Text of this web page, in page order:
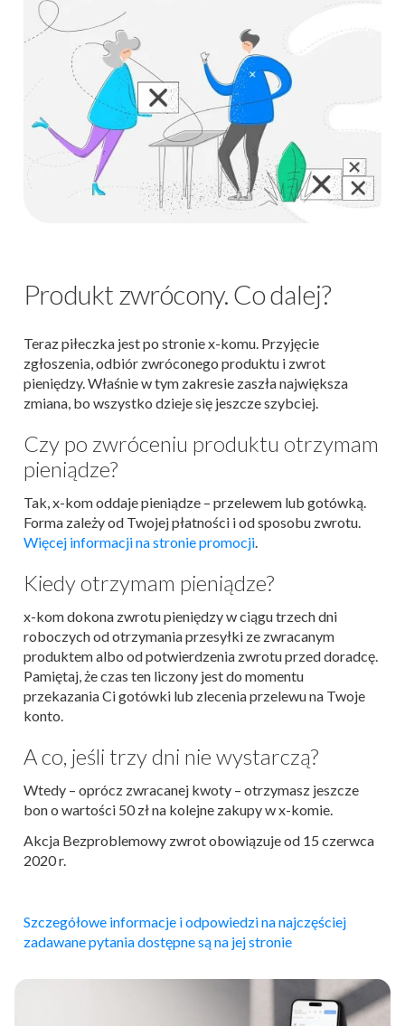
Produkt zwrócony. Co dalej?
Teraz piłeczka jest po stronie x-komu. Przyjęcie
zgłoszenia, odbiór zwróconego produktu i zwrot
pieniędzy. Właśnie w tym zakresie zaszła największa
zmiana, bo wszystko dzieje się jeszcze szybciej.
Czy po zwróceniu produktu otrzymam
pieniądze?
Tak, x-kom oddaje pieniądze – przelewem lub gotówką.
Forma zależy od Twojej płatności i od sposobu zwrotu.
Więcej informacji na stronie promocji.
Kiedy otrzymam pieniądze?
x-kom dokona zwrotu pieniędzy w ciągu trzech dni
roboczych od otrzymania przesyłki ze zwracanym
produktem albo od potwierdzenia zwrotu przed doradcę.
Pamiętaj, że czas ten liczony jest do momentu
przekazania Ci gotówki lub zlecenia przelewu na Twoje
konto.
A co, jeśli trzy dni nie wystarczą?
Wtedy – oprócz zwracanej kwoty – otrzymasz jeszcze
bon o wartości 50 zł na kolejne zakupy w x-komie.
Akcja Bezproblemowy zwrot obowiązuje od 15 czerwca
2020 r.
Szczegółowe informacje i odpowiedzi na najczęściej
zadawane pytania dostępne są na jej stronie